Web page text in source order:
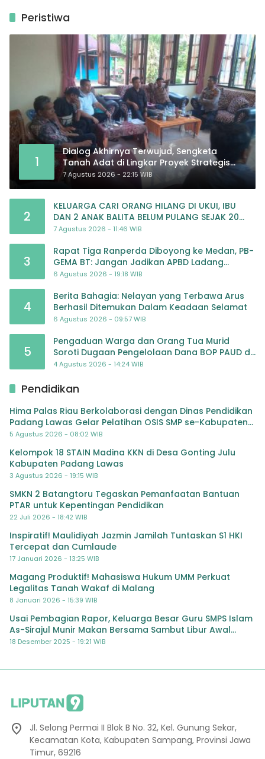
Peristiwa
1
Dialog Akhirnya Terwujud, Sengketa
Tanah Adat di Lingkar Proyek Strategis
Nasional Memasuki Babak Baru
7 Agustus 2026 - 22:15 WIB
2
KELUARGA CARI ORANG HILANG DI UKUI, IBU
DAN 2 ANAK BALITA BELUM PULANG SEJAK 20
JULI 2026
7 Agustus 2026 - 11:46 WIB
3
Rapat Tiga Ranperda Diboyong ke Medan, PB-
GEMA BT: Jangan Jadikan APBD Ladang
Pembiayaan yang Tak Perlu
6 Agustus 2026 - 19:18 WIB
4
Berita Bahagia: Nelayan yang Terbawa Arus
Berhasil Ditemukan Dalam Keadaan Selamat
6 Agustus 2026 - 09:57 WIB
5
Pengaduan Warga dan Orang Tua Murid
Soroti Dugaan Pengelolaan Dana BOP PAUD di
TK Al-Ikhlas Tapanuli Selatan
4 Agustus 2026 - 14:24 WIB
Pendidikan
Hima Palas Riau Berkolaborasi dengan Dinas Pendidikan
Padang Lawas Gelar Pelatihan OSIS SMP se-Kabupaten
Padang Lawas
5 Agustus 2026 - 08:02 WIB
Kelompok 18 STAIN Madina KKN di Desa Gonting Julu
Kabupaten Padang Lawas
3 Agustus 2026 - 19:15 WIB
SMKN 2 Batangtoru Tegaskan Pemanfaatan Bantuan
PTAR untuk Kepentingan Pendidikan
22 Juli 2026 - 18:42 WIB
Inspiratif! Maulidiyah Jazmin Jamilah Tuntaskan S1 HKI
Tercepat dan Cumlaude
17 Januari 2026 - 13:25 WIB
Magang Produktif! Mahasiswa Hukum UMM Perkuat
Legalitas Tanah Wakaf di Malang
8 Januari 2026 - 15:39 WIB
Usai Pembagian Rapor, Keluarga Besar Guru SMPS Islam
As-Sirajul Munir Makan Bersama Sambut Libur Awal
Semester
18 Desember 2025 - 19:21 WIB
Jl. Selong Permai II Blok B No. 32, Kel. Gunung Sekar,
Kecamatan Kota, Kabupaten Sampang, Provinsi Jawa
Timur, 69216